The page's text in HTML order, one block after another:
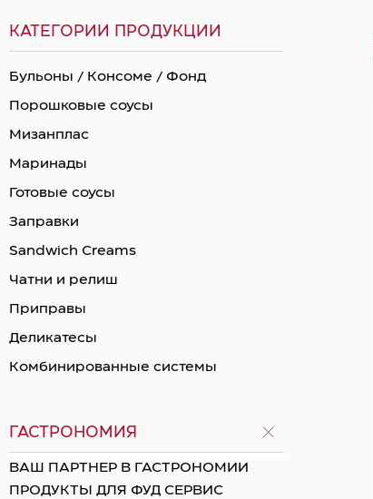
КАТЕГОРИИ ПРОДУКЦИИ
Бульоны / Консоме / Фонд
Порошковые соусы
Мизанплас
Маринады
Готовые соусы
Заправки
Sandwich Creams
Чатни и релиш
Приправы
Деликатесы
Комбинированные системы
ГАСТРОНОМИЯ
ВАШ ПАРТНЕР В ГАСТРОНОМИИ
ПРОДУКТЫ ДЛЯ ФУД СЕРВИС